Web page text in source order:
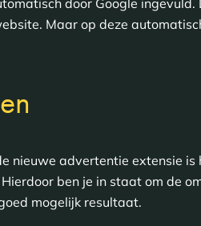
door Google
Maar op deze
nieuwe advertentie extensie
ben je in staat om de
mogelijk resultaat.